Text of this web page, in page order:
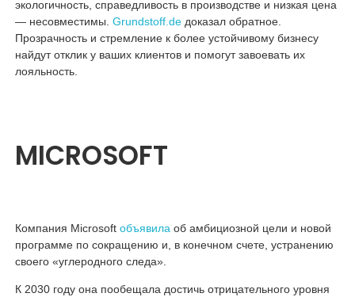
экологичность, справедливость в производстве и низкая цена
— несовместимы. Grundstoff.deдоказал обратное.
Прозрачность и стремление к более устойчивому бизнесу
найдут отклик у ваших клиентов и помогут завоевать их
лояльность.
MICROSOFT
Компания Microsoft объявилаоб амбициозной цели и новой
программе по сокращению и, в конечном счете, устранению
своего «углеродного следа».
К 2030 году она пообещала достичь отрицательного уровня